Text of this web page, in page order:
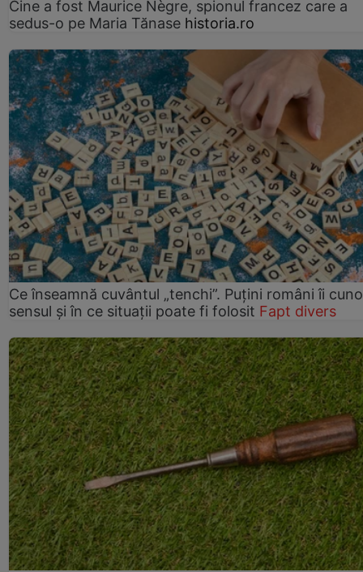
Cine a fost Maurice Nègre, spionul francez care a
sedus-o pe Maria Tănase historia.ro
Ce înseamnă cuvântul „tenchi”. Puțini români îi
sensul și în ce situații poate fi folosit Fapt divers